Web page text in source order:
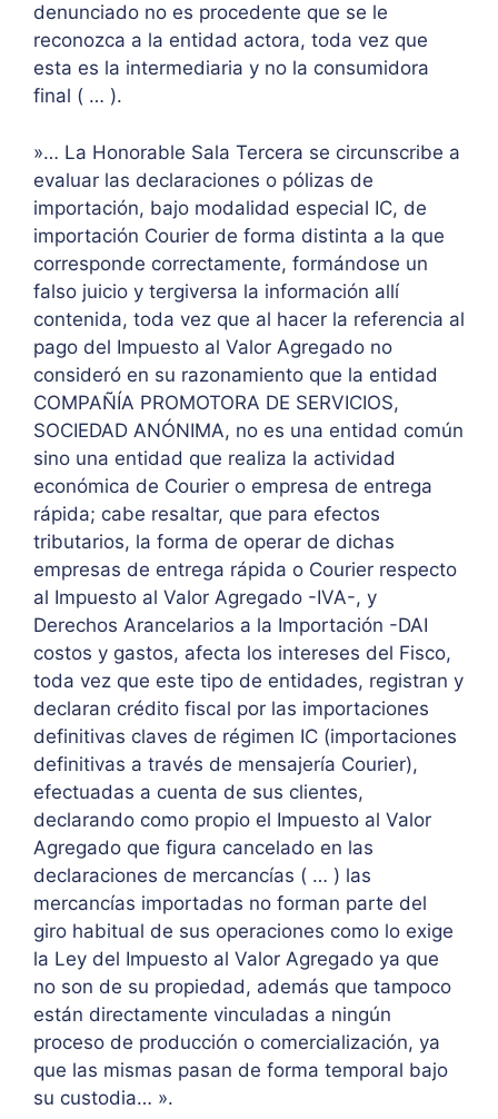
denunciado no es procedente que se le
reconozca a la entidad actora, toda vez que
esta es la intermediaria y no la consumidora
final ( … ).
»… La Honorable Sala Tercera se circunscribe a
evaluar las declaraciones o pólizas de
importación, bajo modalidad especial IC, de
importación Courier de forma distinta a la que
corresponde correctamente, formándose un
falso juicio y tergiversa la información allí
contenida, toda vez que al hacer la referencia al
pago del Impuesto al Valor Agregado no
consideró en su razonamiento que la entidad
COMPAÑÍA PROMOTORA DE SERVICIOS,
SOCIEDAD ANÓNIMA, no es una entidad común
sino una entidad que realiza la actividad
económica de Courier o empresa de entrega
rápida; cabe resaltar, que para efectos
tributarios, la forma de operar de dichas
empresas de entrega rápida o Courier respecto
al Impuesto al Valor Agregado -IVA-, y
Derechos Arancelarios a la Importación -DAI
costos y gastos, afecta los intereses del Fisco,
toda vez que este tipo de entidades, registran y
declaran crédito fiscal por las importaciones
definitivas claves de régimen IC (importaciones
definitivas a través de mensajería Courier),
efectuadas a cuenta de sus clientes,
declarando como propio el Impuesto al Valor
Agregado que figura cancelado en las
declaraciones de mercancías ( … ) las
mercancías importadas no forman parte del
giro habitual de sus operaciones como lo exige
la Ley del Impuesto al Valor Agregado ya que
no son de su propiedad, además que tampoco
están directamente vinculadas a ningún
proceso de producción o comercialización, ya
que las mismas pasan de forma temporal bajo
su custodia… ».